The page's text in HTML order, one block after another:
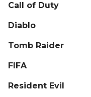
Call of Duty
Diablo
Tomb Raider
FIFA
Resident Evil